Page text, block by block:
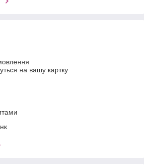
на вашу картку